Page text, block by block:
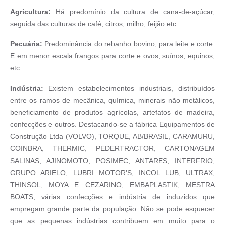
Agricultura: Há predomínio da cultura de cana-de-açúcar,
seguida das culturas de café, citros, milho, feijão etc.
Pecuária: Predominância do rebanho bovino, para leite e corte.
E em menor escala frangos para corte e ovos, suínos, equinos,
etc.
Indústria: Existem estabelecimentos industriais, distribuídos
entre os ramos de mecânica, química, minerais não metálicos,
beneficiamento de produtos agrícolas, artefatos de madeira,
confecções e outros. Destacando-se a fábrica Equipamentos de
Construção Ltda (VOLVO), TORQUE, AB/BRASIL, CARAMURU,
COINBRA, THERMIC, PEDERTRACTOR, CARTONAGEM
SALINAS, AJINOMOTO, POSIMEC, ANTARES, INTERFRIO,
GRUPO ARIELO, LUBRI MOTOR'S, INCOL LUB, ULTRAX,
THINSOL, MOYA E CEZARINO, EMBAPLASTIK, MESTRA
BOATS, várias confecções e indústria de induzidos que
empregam grande parte da população. Não se pode esquecer
que as pequenas indústrias contribuem em muito para o